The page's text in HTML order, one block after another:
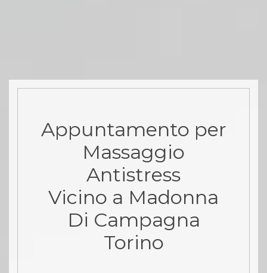
Appuntamento per
Massaggio
Antistress
Vicino a Madonna
Di Campagna
Torino